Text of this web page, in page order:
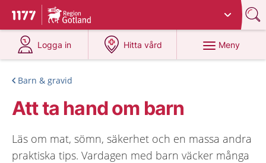
Till startsidan för 1177
Du har valt region
Logga in
på 1177.se
Hitta vård
på 1177.se
Meny
Barn & gravid
Att ta hand om barn
Läs om mat, sömn, säkerhet och en massa andra
praktiska tips. Vardagen med barn väcker många